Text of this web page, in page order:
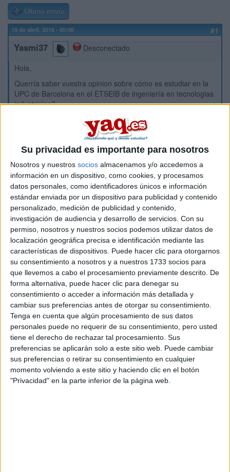
Su privacidad es importante para nosotros
Nosotros y nuestros socios almacenamos y/o accedemos a
información en un dispositivo, como cookies, y procesamos
datos personales, como identificadores únicos e información
estándar enviada por un dispositivo para publicidad y contenido
personalizado, medición de publicidad y contenido,
investigación de audiencia y desarrollo de servicios. Con su
permiso, nosotros y nuestros socios podemos utilizar datos de
localización geográfica precisa e identificación mediante las
características de dispositivos. Puede hacer clic para otorgarnos
su consentimiento a nosotros y a nuestros 1733 socios para
que llevemos a cabo el procesamiento previamente descrito. De
forma alternativa, puede hacer clic para denegar su
consentimiento o acceder a información más detallada y
cambiar sus preferencias antes de otorgar su consentimiento.
Tenga en cuenta que algún procesamiento de sus datos
personales puede no requerir de su consentimiento, pero usted
tiene el derecho de rechazar tal procesamiento. Sus
preferencias se aplicarán solo a este sitio web. Puede cambiar
sus preferencias o retirar su consentimiento en cualquier
momento volviendo a este sitio y haciendo clic en el botón
"Privacidad" en la parte inferior de la página web.
Último envío
19 de abril, 2016 - 00:08 #1
Yasmi37
Desconectado
Hola,
Querría saber vuestra opinion sobre cómo es estudiar en la
UPC de Barcelona en el ETSEIB de ingeniería en tecnologias
industriales?
Muchas gracias
Etiquetas:
La universidad - un mundo Ingeniería en Tecnologías Industriales